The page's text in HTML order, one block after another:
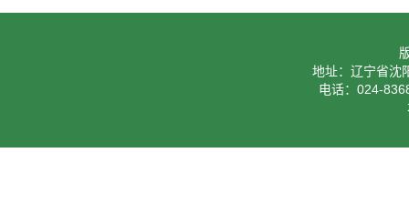
地址：辽宁省沈
电话：024-